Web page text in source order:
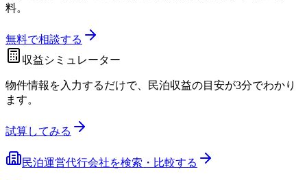
料。
無料で相談する
収益シミュレーター
物件情報を入力するだけで、民泊収益の目安が3分でわかり
ます。
試算してみる
民泊運営代行会社を検索・比較する